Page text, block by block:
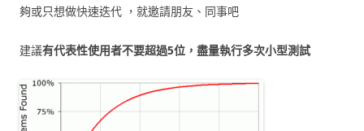
夠或只想做快速迭代 ，就邀請朋友、同事吧
建議有代表性使用者不要超過5位，盡量執行多次小型測試